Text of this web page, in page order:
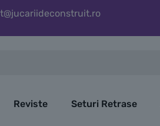
Reviste Seturi Retrase